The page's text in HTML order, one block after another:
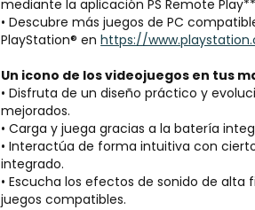
mediante la aplicación PS Remote
• Descubre más juegos de PC
PlayStation® enhttps://
Un icono de los videojuegos en tus
• Disfruta de un diseño práctico y
mejorados.
• Carga y juega gracias a la batería
• Interactúa de forma intuitiva con
integrado.
• Escucha los efectos de sonido de alta
juegos compatibles.